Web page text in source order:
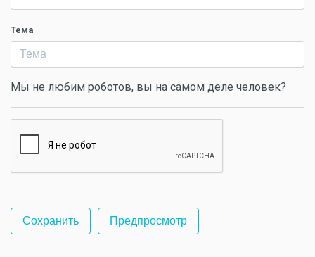
Тема
Мы не любим роботов, вы на самом деле человек?